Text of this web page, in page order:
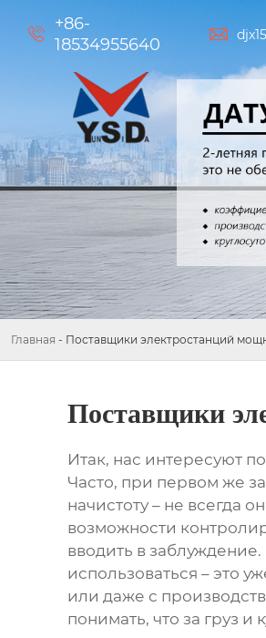

+86-
18534955640

Главная - Поставщики электростанций
Поставщики
Итак, нас интересуют
Часто, при первом же
начистоту – не всегда
возможности
вводить в
использоваться – это
или даже с
понимать, что за груз и